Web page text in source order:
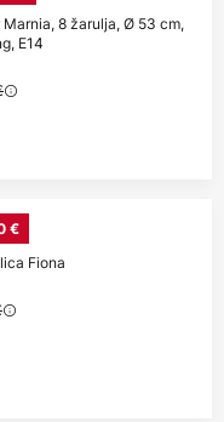
8 žarulja, Ø 53 cm,
E14
€
Fiona